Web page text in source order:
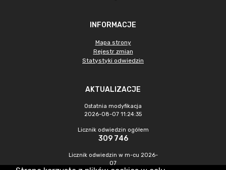
INFORMACJE
Mapa strony
Rejestr zmian
Statystyki odwiedzin
AKTUALIZACJE
Ostatnia modyfikacja
2026-08-07 11:24:35
Licznik odwiedzin ogółem
309 746
Licznik odwiedzin w m-cu 2026-
07